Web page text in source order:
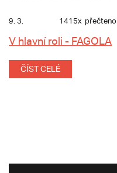
9. 3. 1415x přečteno
V hlavní roli - FAGOLA
ČÍST CELÉ